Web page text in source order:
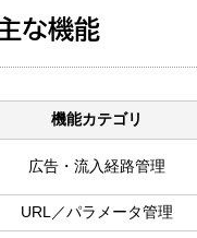
な機能
機能カテゴリ
広告・流入経路管理
URL／パラメータ管理